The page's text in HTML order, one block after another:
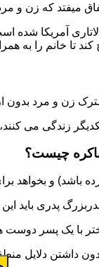
میفتد که زن و
لاتاری آمریکا
کند تا خانم را به
زن و مرد
زندگی می
باکره چیست؟
باشد) و بخواهد
پدری باید این
با یک پسر دوست
داشتن دلایل